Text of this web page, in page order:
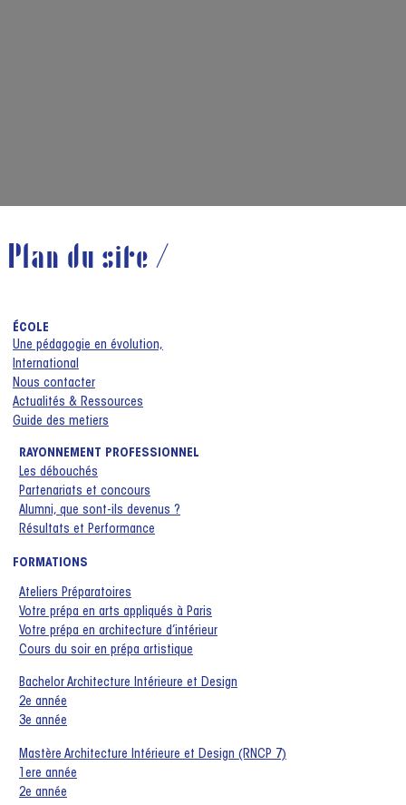
Plan du site /
ÉCOLE
Une pédagogie en évolution,
International
Nous contacter
Actualités & Ressources
Guide des metiers
RAYONNEMENT PROFESSIONNEL
Les débouchés
Partenariats et concours
Alumni, que sont-ils devenus ?
Résultats et Performance
FORMATIONS
Ateliers Préparatoires
Votre prépa en arts appliqués à Paris
Votre prépa en architecture d’intérieur
Cours du soir en prépa artistique
Bachelor Architecture Intérieure et Design
2e année
3e année
Mastère Architecture Intérieure et Design (RNCP 7)
1ere année
2e année